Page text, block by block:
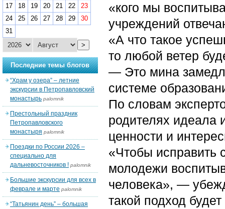
«кого мы
учреждений
«А что такое
то любой ветер
— Это мина
системе
По словам
родителях идеала
ценности и
«Чтобы исправить
молодежи
человека», —
такой подход
17
18 19 20 21 22
23
24
25 26 27 28 29
30
31
>
Последние темы блогов
“Храм у озера” – летние
экскурсии в Петропавловский
монастырь palomnik
Престольный праздник
Петропавловского
монастыря palomnik
Поездки по России 2026 –
специально для
дальневосточников ! palomnik
Большие экскурсии для всех в
феврале и марте palomnik
“Татьянин день” – большая